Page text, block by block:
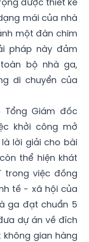
mái của nhà
một đàn chim
pháp này đảm
bộ nhà ga,
di chuyển của
Tổng Giám đốc
khởi công mở
lời giải cho bài
thể hiện khát
trong việc đồng
tế - xã hội của
ga đạt chuẩn 5
dự án về đích
gian hàng